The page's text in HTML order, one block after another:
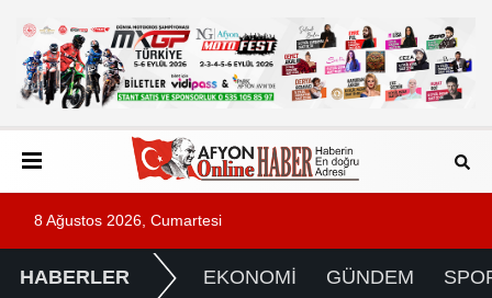
8 Ağustos 2026, Cumartesi
HABERLER EKONOMİ GÜNDEM